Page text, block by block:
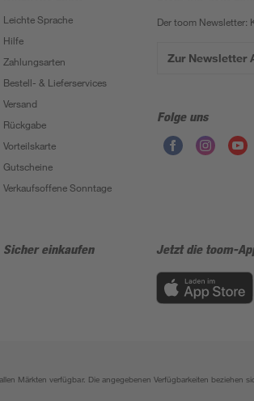
Leichte Sprache
Hilfe
Zahlungsarten
Bestell- & Lieferservices
Versand
Rückgabe
Vorteilskarte
Gutscheine
Verkaufsoffene Sonntage
Der toom Newsletter:
Zur Newsletter
Folge uns
Sicher einkaufen Jetzt die toom-
Märkten verfügbar. Die angegebenen Verfügbarkeiten